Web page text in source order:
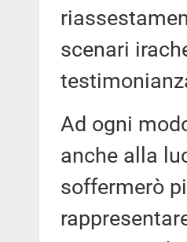
scenari
Ad ogni
anche alla
soffermerò